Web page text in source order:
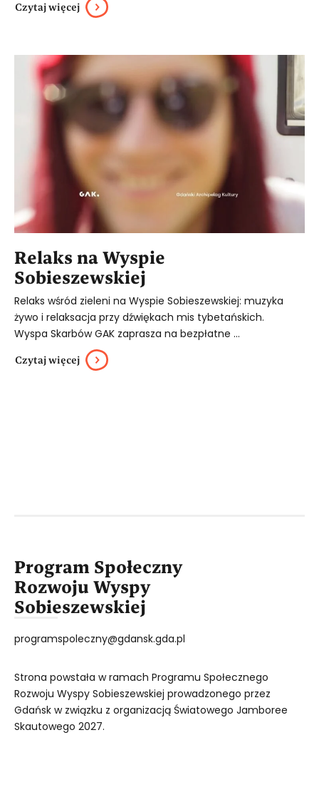
Czytaj więcej
Relaks na Wyspie
Sobieszewskiej
Relaks wśród zieleni na Wyspie Sobieszewskiej: muzyka
żywo i relaksacja przy dźwiękach mis tybetańskich.
Wyspa Skarbów GAK zaprasza na bezpłatne ...
Czytaj więcej
Program Społeczny
Rozwoju Wyspy
Sobieszewskiej
programspoleczny@gdansk.gda.pl
Strona powstała w ramach Programu Społecznego
Rozwoju Wyspy Sobieszewskiej prowadzonego przez
Gdańsk w związku z organizacją Światowego Jamboree
Skautowego 2027.